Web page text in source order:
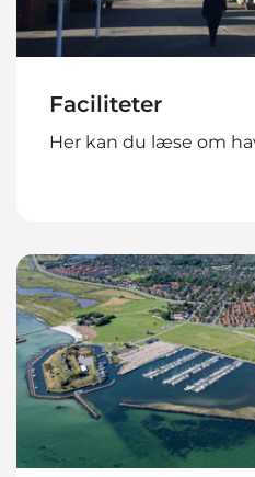
Faciliteter
Her kan du læse om